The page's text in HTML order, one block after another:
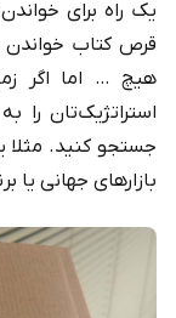
یک راه برای
قرص کتاب خواندن
هیچ … اما اگر
استراتژیک‌تان
جستجو کنید. مثلا
بازارهای جهانی یا